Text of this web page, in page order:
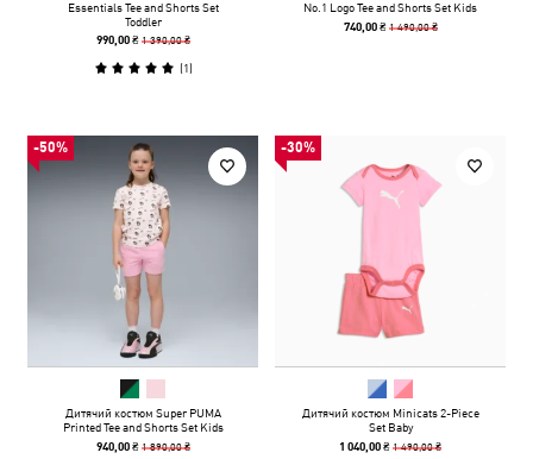
Essentials Tee and Shorts Set
Toddler
990,00 ₴ 1 390,00 ₴
(1)
No.1 Logo Tee and Shorts Set Kids
740,00 ₴ 1 490,00 ₴
-50%
Дитячий костюм Super PUMA
Printed Tee and Shorts Set Kids
940,00 ₴ 1 890,00 ₴
-30%
Дитячий костюм Minicats 2-Piece
Set Baby
1 040,00 ₴1 490,00 ₴